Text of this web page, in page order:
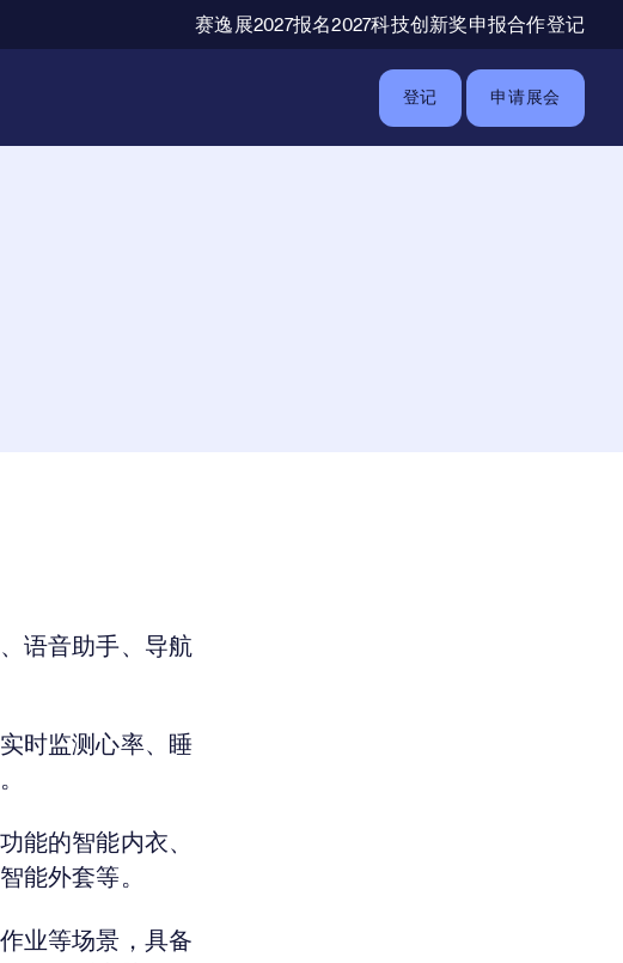
辅助导航
赛逸展2027报名2027科技创新奖申报合作登记
登记 申请展会
语音助手、导航
时监测心率、睡
能的智能内衣、
能外套等。
业等场景，具备